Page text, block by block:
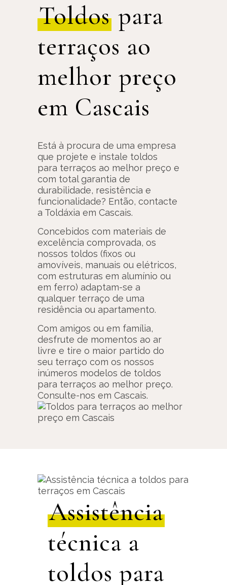
Toldos para
terraços ao
melhor preço
em Cascais
Está à procura de uma empresa
que projete e instale toldos
para terraços ao melhor preço e
com total garantia de
durabilidade, resistência e
funcionalidade? Então, contacte
a Toldáxia em Cascais.
Concebidos com materiais de
excelência comprovada, os
nossos toldos (fixos ou
amovíveis, manuais ou elétricos,
com estruturas em alumínio ou
em ferro) adaptam-se a
qualquer terraço de uma
residência ou apartamento.
Com amigos ou em família,
desfrute de momentos ao ar
livre e tire o maior partido do
seu terraço com os nossos
inúmeros modelos de toldos
para terraços ao melhor preço.
Consulte-nos em Cascais.
Assistência
técnica a
toldos para